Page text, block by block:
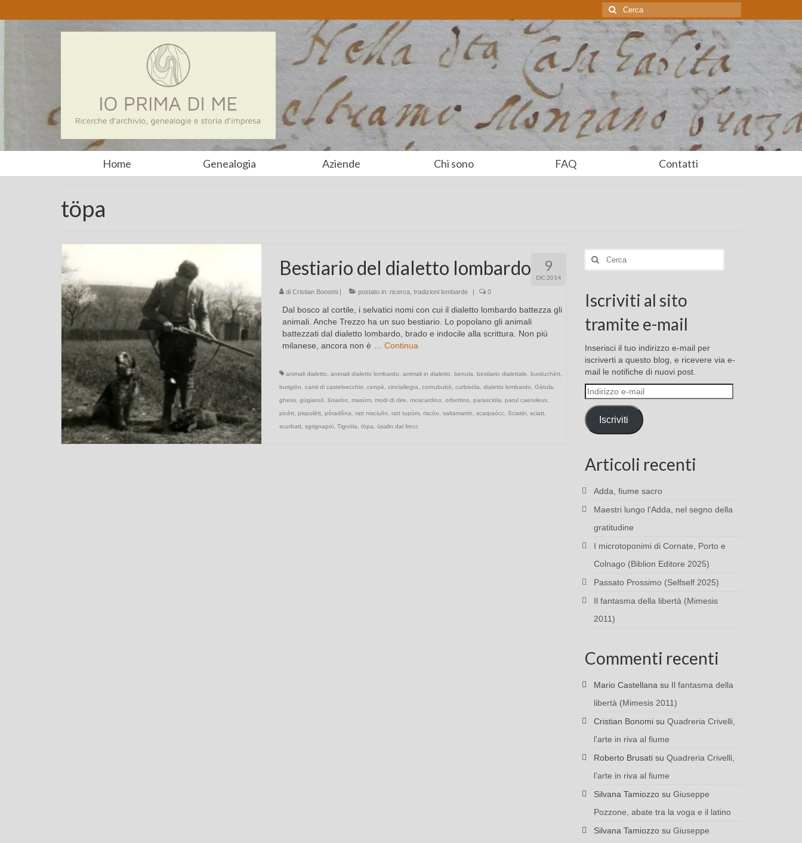
Cerca:
Home Genealogia Aziende Chi sono FAQ Contatti
töpa
9
DIC 2014
Bestiario del dialetto lombardo
di Cristian Bonomi| postato in: ricerca, tradizioni lombarde | 0
Dal bosco al cortile, i selvatici nomi con cui il dialetto lombardo battezza gli
animali. Anche Trezzo ha un suo bestiario. Lo popolano gli animali
battezzati dal dialetto lombardo, brado e indocile alla scrittura. Non più
milanese, ancora non è … Continua
animali dialetto animali dialetto lombardo animali in dialetto benula bestiario dialettale burduchètt,
burigiöo
canti di castelvecchio cenpè cinciallegra cornububò curbisöla dialetto lombardo Gàtula
ghess, gügiaroö lüsaröo masùm, modi di dire moscardino orbettino parasciöla parul caeruleus,
picètt, pispulètt, pôradôna ratt nisciulìn ratt tupùm, riscòo saltamartin scarpaócc, Sciatèi, sciatt,
scurbatt, sgrignapòi, Tignöla töpa üsalin dal frecc
Cerca:
Iscriviti al sito
tramite e-mail
Inserisci il tuo indirizzo e-mail per
iscriverti a questo blog, e ricevere via e-
mail le notifiche di nuovi post.
Indirizzo
e-
mail
Iscriviti
Articoli recenti
Adda, fiume sacro
Maestri lungo l’Adda, nel segno della
gratitudine
I microtoponimi di Cornate, Porto e
Colnago (Biblion Editore 2025)
Passato Prossimo (Selfself 2025)
Il fantasma della libertà (Mimesis
2011)
Commenti recenti
Mario Castellana su Il fantasma della
libertà (Mimesis 2011)
Cristian Bonomisu Quadreria Crivelli,
l’arte in riva al fiume
Roberto Brusatisu Quadreria Crivelli,
l’arte in riva al fiume
Silvana Tamiozzosu Giuseppe
Pozzone, abate tra la voga e il latino
Silvana Tamiozzosu Giuseppe